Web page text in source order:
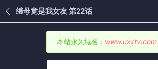
继母竟是我女友 第22话
本站永久域名： www.uxxtv.com